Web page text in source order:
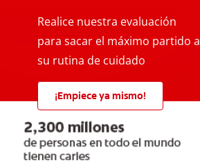
Realice nuestra evaluación
para sacar el máximo partido a
su rutina de cuidado
¡Empiece ya mismo!